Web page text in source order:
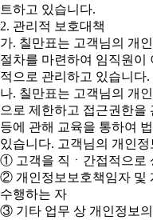
트하고 있습니다.
2. 관리적 보호대책
가. 칠만표는 고객님의 개
절차를 마련하여 임직원이
적으로 관리하고 있습니다.
나. 칠만표는 고객님의 개
으로 제한하고 접근권한을
등에 관해 교육을 통하여
있습니다. 고객님의 개인
① 고객을 직ㆍ간접적으로
② 개인정보보호책임자 및
수행하는 자
③ 기타 업무 상 개인정보